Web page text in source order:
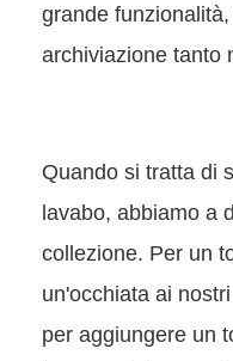
grande
archiviazione tanto
Quando si tratta di
lavabo, abbiamo a
collezione. Per un
un'occhiata ai
per aggiungere un